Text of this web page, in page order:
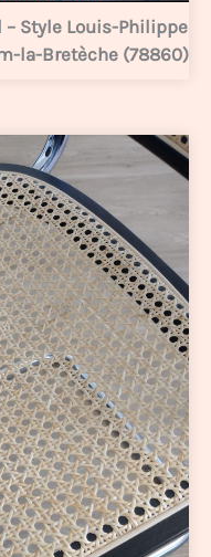
Style Louis-Philippe
la-Bretèche (78860)